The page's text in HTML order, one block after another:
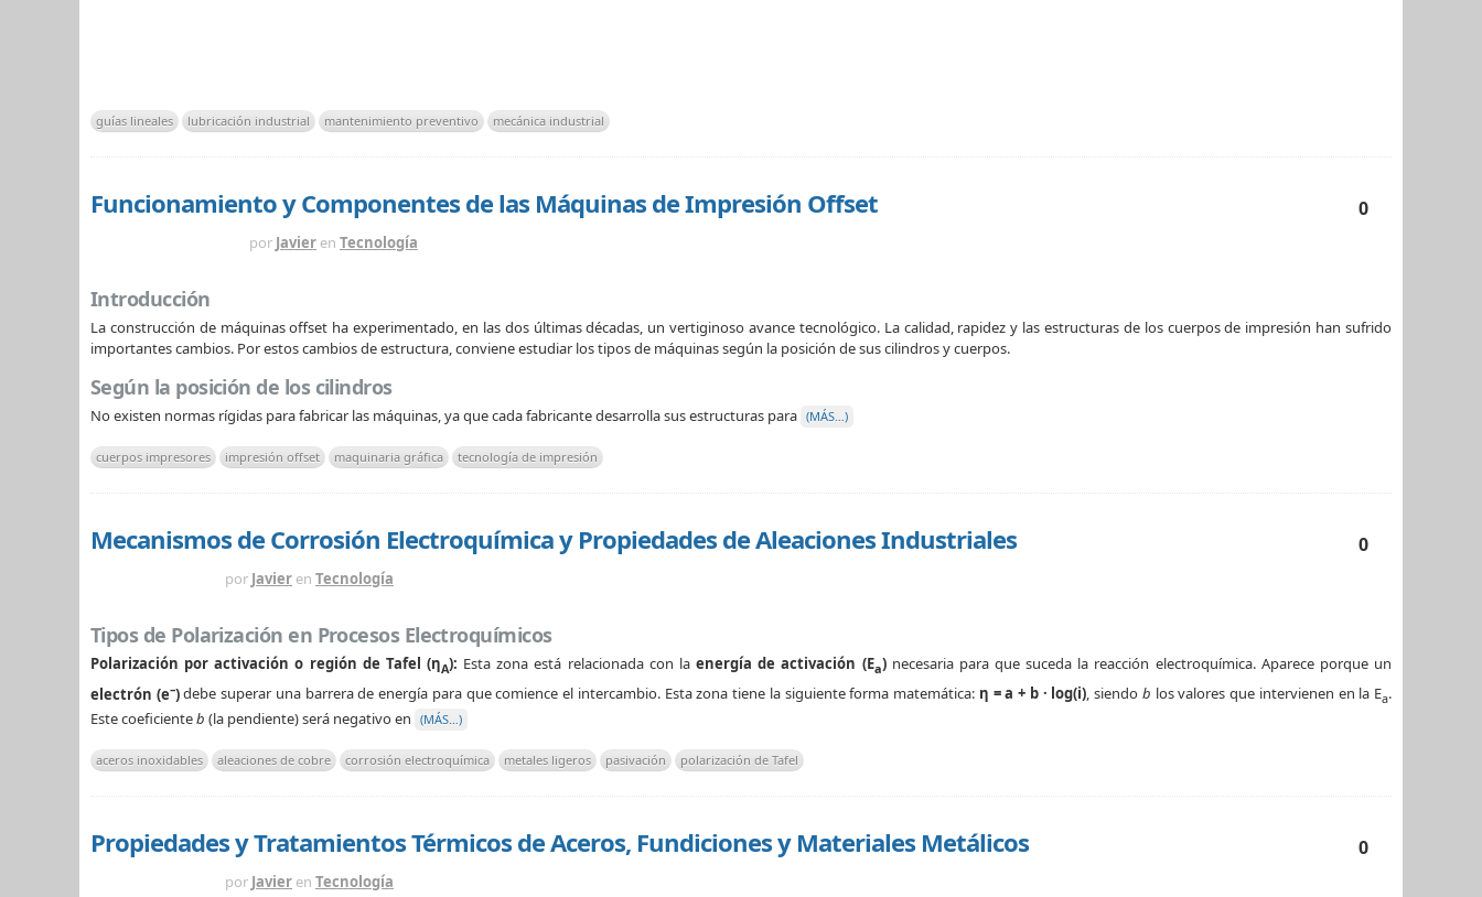
guías lineales lubricación industrial mantenimiento preventivo mecánica industrial
Funcionamiento y Componentes de las Máquinas de Impresión Offset 0
por Javier en Tecnología
Introducción
La construcción de máquinas offset ha experimentado, en las dos últimas décadas, un vertiginoso avance tecnológico. La calidad, rapidez y las estructuras de los cuerpos de impresión han sufrido
importantes cambios. Por estos cambios de estructura, conviene estudiar los tipos de máquinas según la posición de sus cilindros y cuerpos.
Según la posición de los cilindros
No existen normas rígidas para fabricar las máquinas, ya que cada fabricante desarrolla sus estructuras para (MÁS…)
cuerpos impresores impresión offset maquinaria gráfica tecnología de impresión
Mecanismos de Corrosión Electroquímica y Propiedades de Aleaciones Industriales 0
por Javier en Tecnología
Tipos de Polarización en Procesos Electroquímicos
Polarización por activación o región de Tafel (ηA): Esta zona está relacionada con laenergía de activación (Ea)necesaria para que suceda la reacción electroquímica. Aparece porque un
electrón (e–)debe superar una barrera de energía para que comience el intercambio. Esta zona tiene la siguiente forma matemática: η = a + b · log(i), siendo b los valores que intervienen en la Ea.
Este coeficienteb (la pendiente) será negativo en (MÁS…)
aceros inoxidables aleaciones de cobre corrosión electroquímica metales ligeros pasivación polarización de Tafel
Propiedades y Tratamientos Térmicos de Aceros, Fundiciones y Materiales Metálicos 0
por Javier en Tecnología